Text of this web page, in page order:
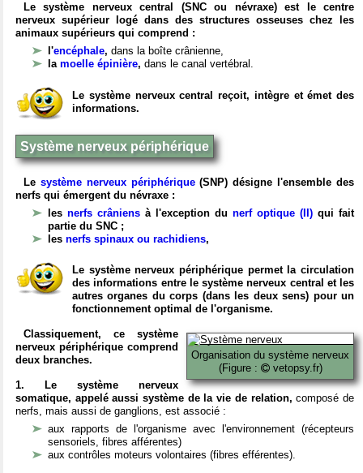
Le système nerveux central (SNC ou névraxe) est le centre
nerveux supérieur logé dans des structures osseuses chez les
animaux supérieurs qui comprend :
l'encéphale, dans la boîte crânienne,
la moelle épinière, dans le canal vertébral.
Le système nerveux central reçoit, intègre et émet des
informations.
Système nerveux périphérique
Le système nerveux périphérique(SNP) désigne l'ensemble des
nerfs qui émergent du névraxe :
les nerfs crâniens à l'exception du nerf optique (II) qui fait
partie du SNC ;
les nerfs spinaux ou rachidiens,
Le système nerveux périphérique permet la circulation
des informations entre le système nerveux central et les
autres organes du corps (dans les deux sens) pour un
fonctionnement optimal de l'organisme.
Organisation du système nerveux
(Figure :
vetopsy.fr)
Classiquement, ce système
nerveux périphérique comprend
deux branches.
1. Le système nerveux
somatique, appelé aussi système de la vie de relation, composé de
nerfs, mais aussi de ganglions, est associé :
aux rapports de l'organisme avec l'environnement (récepteurs
sensoriels, fibres afférentes)
aux contrôles moteurs volontaires (fibres efférentes).